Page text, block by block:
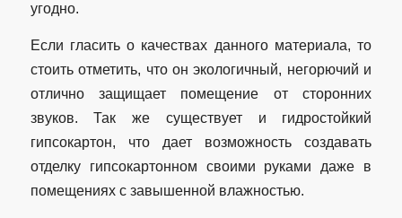
угодно.
Если гласить о качествах данного материала, то
стоить отметить, что он экологичный, негорючий и
отлично защищает помещение от сторонних
звуков. Так же существует и гидростойкий
гипсокартон, что дает возможность создавать
отделку гипсокартонном своими руками даже в
помещениях с завышенной влажностью.